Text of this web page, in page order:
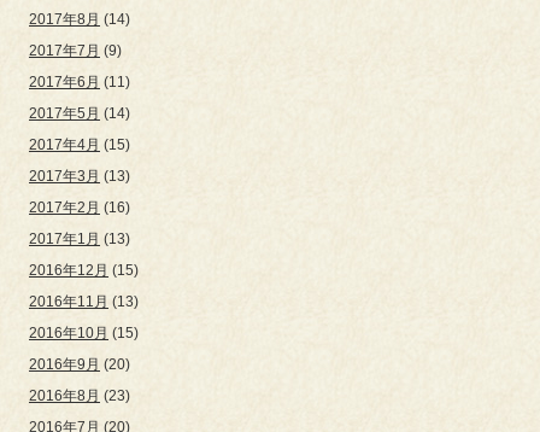
2017年8月 (14)
2017年7月 (9)
2017年6月 (11)
2017年5月 (14)
2017年4月 (15)
2017年3月 (13)
2017年2月 (16)
2017年1月 (13)
2016年12月 (15)
2016年11月 (13)
2016年10月 (15)
2016年9月 (20)
2016年8月 (23)
2016年7月 (20)